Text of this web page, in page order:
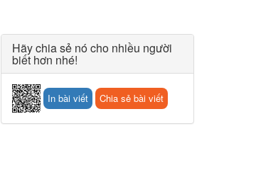
Hãy chia sẻ nó cho nhiều người
biết hơn nhé!
In bài viết Chia sẻ bài viết